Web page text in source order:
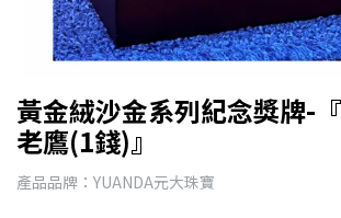
黃金絨沙金系列紀念獎牌-
老鷹(1錢)』
產品品牌：YUANDA元大珠寶